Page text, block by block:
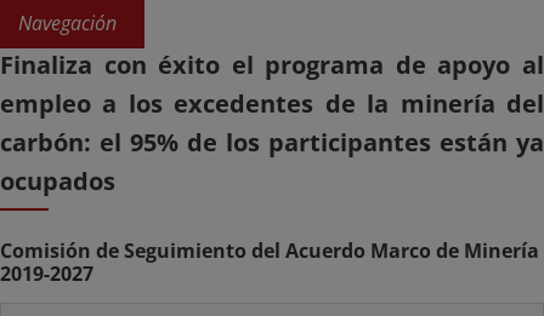
Navegación
Finaliza con éxito el programa de apoyo al
empleo a los excedentes de la minería del
carbón: el 95% de los participantes están ya
ocupados
Comisión de Seguimiento del Acuerdo Marco de Minería
2019-2027